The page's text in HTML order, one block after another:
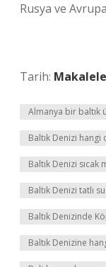
Rusya ve
Tarih:
Almanya bir baltık
Baltık Denizi hangi
Baltık Denizi sıcak
Baltık Denizi tatlı
Baltık Denizinde
Baltık Denizine